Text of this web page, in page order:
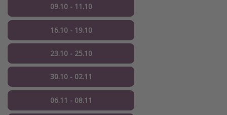
09.10 - 11.10
16.10 - 19.10
23.10 - 25.10
30.10 - 02.11
06.11 - 08.11